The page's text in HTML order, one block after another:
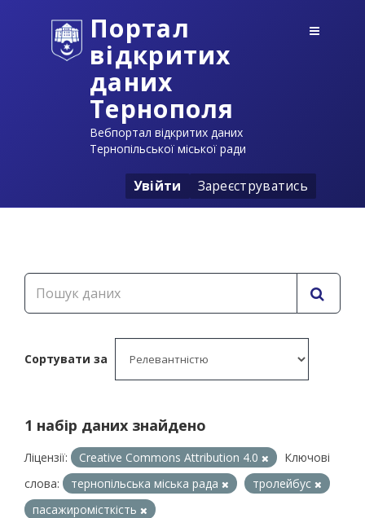
Портал
відкритих
даних
Тернополя
Вебпортал відкритих даних
Тернопільської міської ради
Увійти Зареєструватись
Сортувати за
1 набір даних знайдено
Ліцензії: Creative Commons Attribution 4.0
Ключові
слова:
тернопільська міська рада
тролейбус
пасажиромісткість